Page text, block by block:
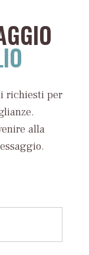
richiesti per
alla